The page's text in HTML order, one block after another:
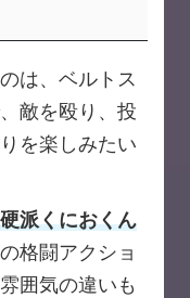
は、ベルトス
敵を殴り、投
を楽しみたい
派くにおくん
格闘アクショ
囲気の違いも